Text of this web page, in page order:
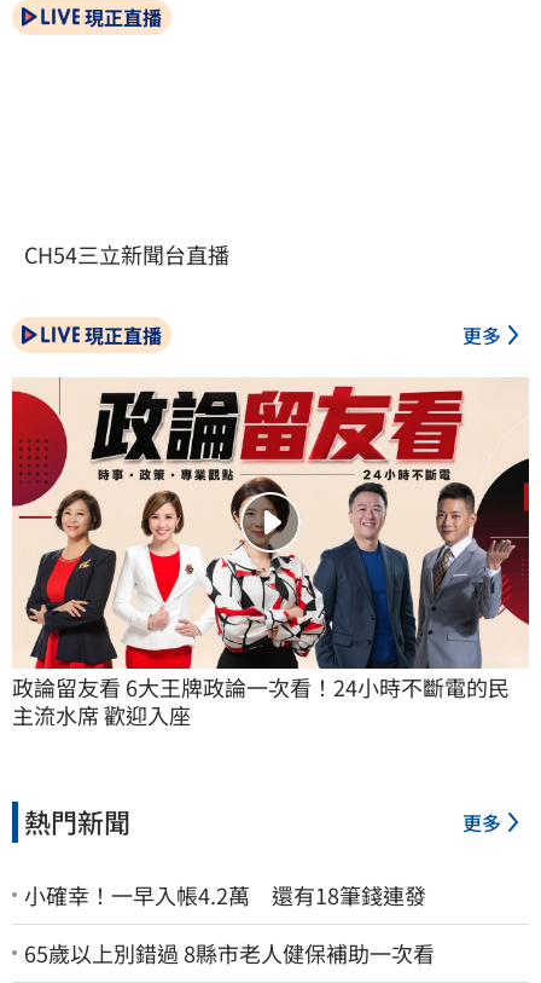
現正直播
CH54三立新聞台直播
現正直播 更多
政論留友看 6大王牌政論一次看！24小時不斷電的民
主流水席 歡迎入座
熱門新聞 更多
小確幸！一早入帳4.2萬 還有18筆錢連發
65歲以上別錯過 8縣市老人健保補助一次看